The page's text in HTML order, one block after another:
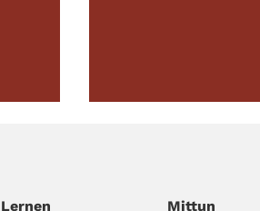
Lernen
Mittun